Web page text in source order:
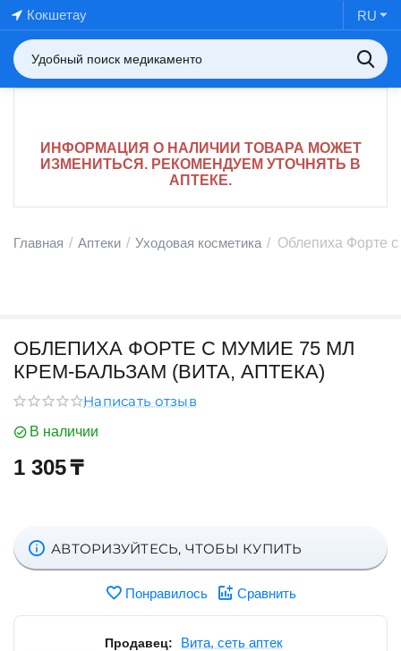
Кокшетау RU
ИНФОРМАЦИЯ О НАЛИЧИИ ТОВАРА МОЖЕТ
ИЗМЕНИТЬСЯ. РЕКОМЕНДУЕМ УТОЧНЯТЬ В
АПТЕКЕ.
Главная / Аптеки / Уходовая косметика / Облепиха Форте
ОБЛЕПИХА ФОРТЕ С МУМИЕ 75 МЛ
КРЕМ-БАЛЬЗАМ (ВИТА, АПТЕКА)
Написать отзыв
В наличии
1 305₸
АВТОРИЗУЙТЕСЬ, ЧТОБЫ КУПИТЬ
Понравилось Сравнить
Продавец: Вита, сеть аптек